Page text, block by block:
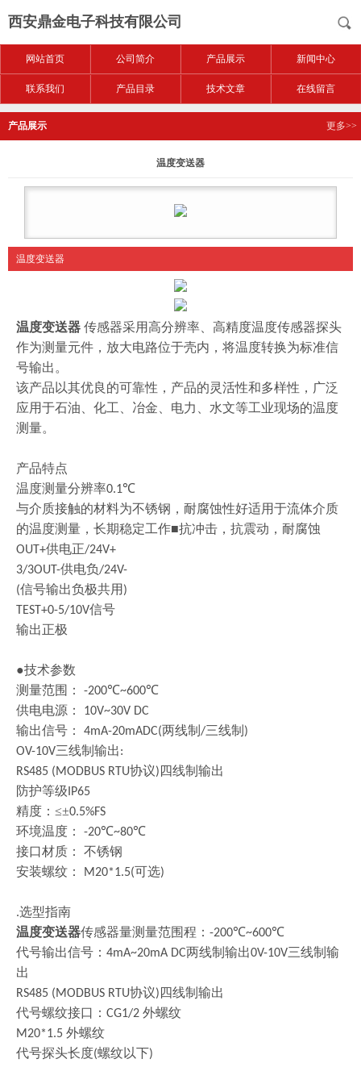
西安鼎金电子科技有限公司
网站首页 公司简介 产品展示 新闻中心
联系我们 产品目录 技术文章 在线留言
产品展示 更多>>
温度变送器
温度变送器
温度变送器 传感器采用高分辨率、高精度温度传感器探头
作为测量元件，放大电路位于壳内，将温度转换为标准信
号输出。
该产品以其优良的可靠性，产品的灵活性和多样性，广泛
应用于石油、化工、冶金、电力、水文等工业现场的温度
测量。
产品特点
温度测量分辨率0.1℃
与介质接触的材料为不锈钢，耐腐蚀性好适用于流体介质
的温度测量，长期稳定工作■抗冲击，抗震动，耐腐蚀
OUT+供电正/24V+
3/3OUT-供电负/24V-
(信号输出负极共用 )
TEST+0-5/10V信号
输出正极
●技术参数
测量范围：
-200℃~600℃
供电电源：
10V~30V DC
输出信号： 4mA-20mADC(两线制 /三线制 )
OV-10V三线制输出:
RS485 (MODBUS RTU协议) 四线制输出
防护等级 IP65
精度： ≤±0.5%FS
环境温度： -20℃~80℃
接口材质：
不锈钢
安装螺纹：
M20*1.5(可选)
.选型指南
温度变送器传感器量测量范围程： -200℃~600℃
代号输出信号： 4mA~20mA DC两线制输出0V-10V三线制输
出
RS485 (MODBUS RTU协议) 四线制输出
代号螺纹接口： CG1/2 外螺纹
M20*1.5 外螺纹
代号探头长度(螺纹以下)